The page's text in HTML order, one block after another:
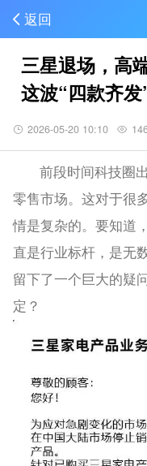
返回
三星退场，高
这波“四款齐发
2026-05-20 10:10
前段时间科技圈
零售市场。这对于很
情是复杂的。要知道
直是行业标杆，是无
留下了一个巨大的疑
定？